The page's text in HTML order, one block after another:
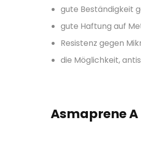
gute Beständigkeit
gute Haftung auf
Resistenz gegen
die Möglichkeit,
Asmaprene A